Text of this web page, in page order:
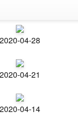
2020-04-28
2020-04-21
2020-04-14